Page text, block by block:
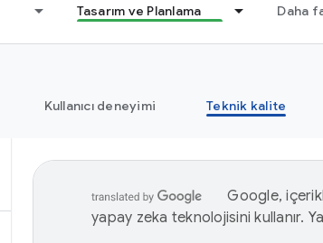
Tasarım ve Planlama Daha
Kullanıcı deneyimi Teknik kalite
Google,
yapay zeka teknolojisini kullanır.